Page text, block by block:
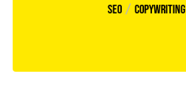
SEO / Copywriting